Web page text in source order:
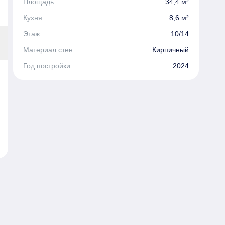
Кухня:
8,6 м²
Этаж:
10/14
Материал стен:
Кирпичный
Год постройки:
2024